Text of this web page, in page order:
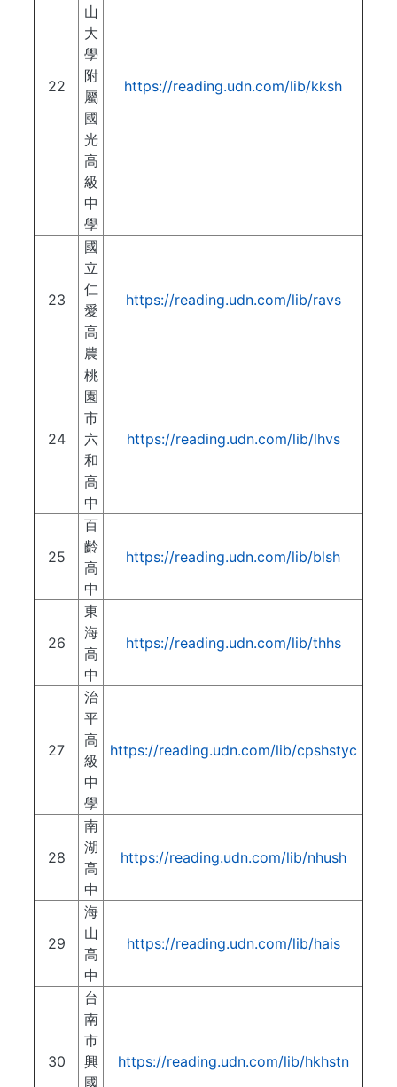
22
山
大
學
附
屬
國
光
高
級
中
學
https://reading.udn.com/lib/kksh
23
國
立
仁
愛
高
農
https://reading.udn.com/lib/ravs
24
桃
園
市
六
和
高
中
https://reading.udn.com/lib/lhvs
25
百
齡
高
中
https://reading.udn.com/lib/blsh
26
東
海
高
中
https://reading.udn.com/lib/thhs
27
治
平
高
級
中
學
https://reading.udn.com/lib/cpshstyc
28
南
湖
高
中
https://reading.udn.com/lib/nhush
29
海
山
高
中
https://reading.udn.com/lib/hais
30
台
南
市
興
國
https://reading.udn.com/lib/hkhstn